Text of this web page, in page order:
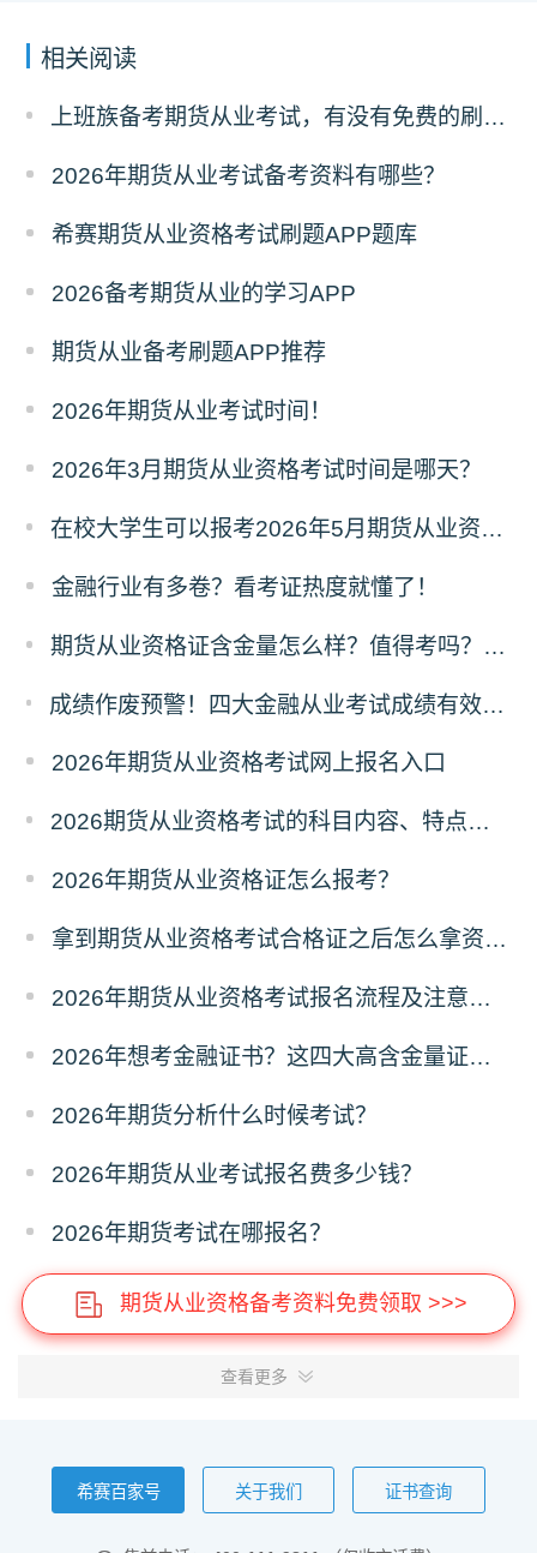
相关阅读
上班族备考期货从业考试，有没有免费的刷题 APP 可以推荐？
2026年期货从业考试备考资料有哪些？
希赛期货从业资格考试刷题APP题库
2026备考期货从业的学习APP
期货从业备考刷题APP推荐
2026年期货从业考试时间！
2026年3月期货从业资格考试时间是哪天？
在校大学生可以报考2026年5月期货从业资格考试吗？
金融行业有多卷？看考证热度就懂了！
​期货从业资格证含金量怎么样？值得考吗？深度解析来了！
成绩作废预警！四大金融从业考试成绩有效期速查，别让辛苦白费！
2026年期货从业资格考试网上报名入口
2026期货从业资格考试的科目内容、特点及难度深度解析
2026年期货从业资格证怎么报考？
拿到期货从业资格考试合格证之后怎么拿资格证？
2026年期货从业资格考试报名流程及注意事项全攻略
2026年想考金融证书？这四大高含金量证书别错过！
2026年期货分析什么时候考试？
2026年期货从业考试报名费多少钱？
2026年期货考试在哪报名？
期货从业资格备考资料免费领取 >>>
查看更多
希赛百家号 关于我们 证书查询